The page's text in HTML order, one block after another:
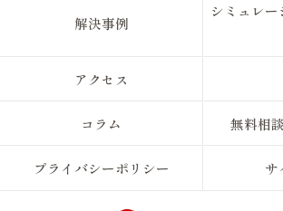
解決事例
シミュレ
アクセス
コラム 無料相
プライバシーポリシー サ